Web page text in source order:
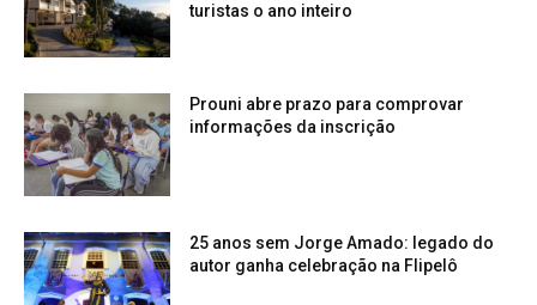
turistas o ano inteiro
Prouni abre prazo para comprovar
informações da inscrição
25 anos sem Jorge Amado: legado do
autor ganha celebração na Flipelô